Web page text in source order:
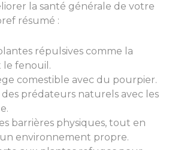
la santé générale de votre
résumé :
répulsives comme la
le fenouil.
comestible avec du pourpier.
prédateurs naturels avec les
barrières physiques, tout en
environnement propre.